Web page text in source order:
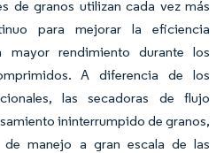
de granos utilizan cada vez más
para mejorar la eficiencia
rendimiento durante los
A diferencia de los
las secadoras de flujo
ininterrumpido de granos,
de manejo a gran escala de las